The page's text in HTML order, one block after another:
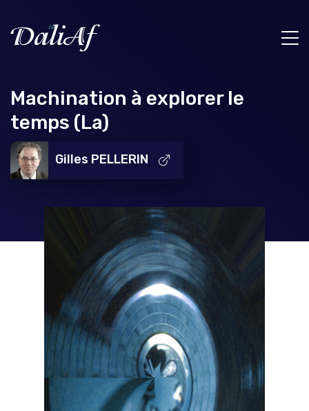
Machination à explorer le
temps (La)
Gilles PELLERIN